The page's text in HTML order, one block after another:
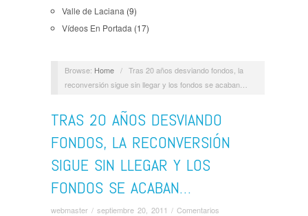
Valle de Laciana (9)
Vídeos En Portada (17)
Browse: Home / Tras 20 años desviando fondos, la
reconversión sigue sin llegar y los fondos se acaban…
TRAS 20 AÑOS DESVIANDO
FONDOS, LA RECONVERSIÓN
SIGUE SIN LLEGAR Y LOS
FONDOS SE ACABAN…
webmaster / septiembre 20, 2011 / Comentarios